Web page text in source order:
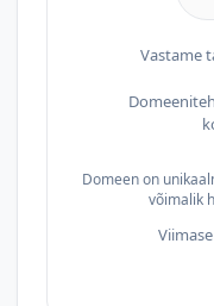
Vastame
Domeen on
võimalik